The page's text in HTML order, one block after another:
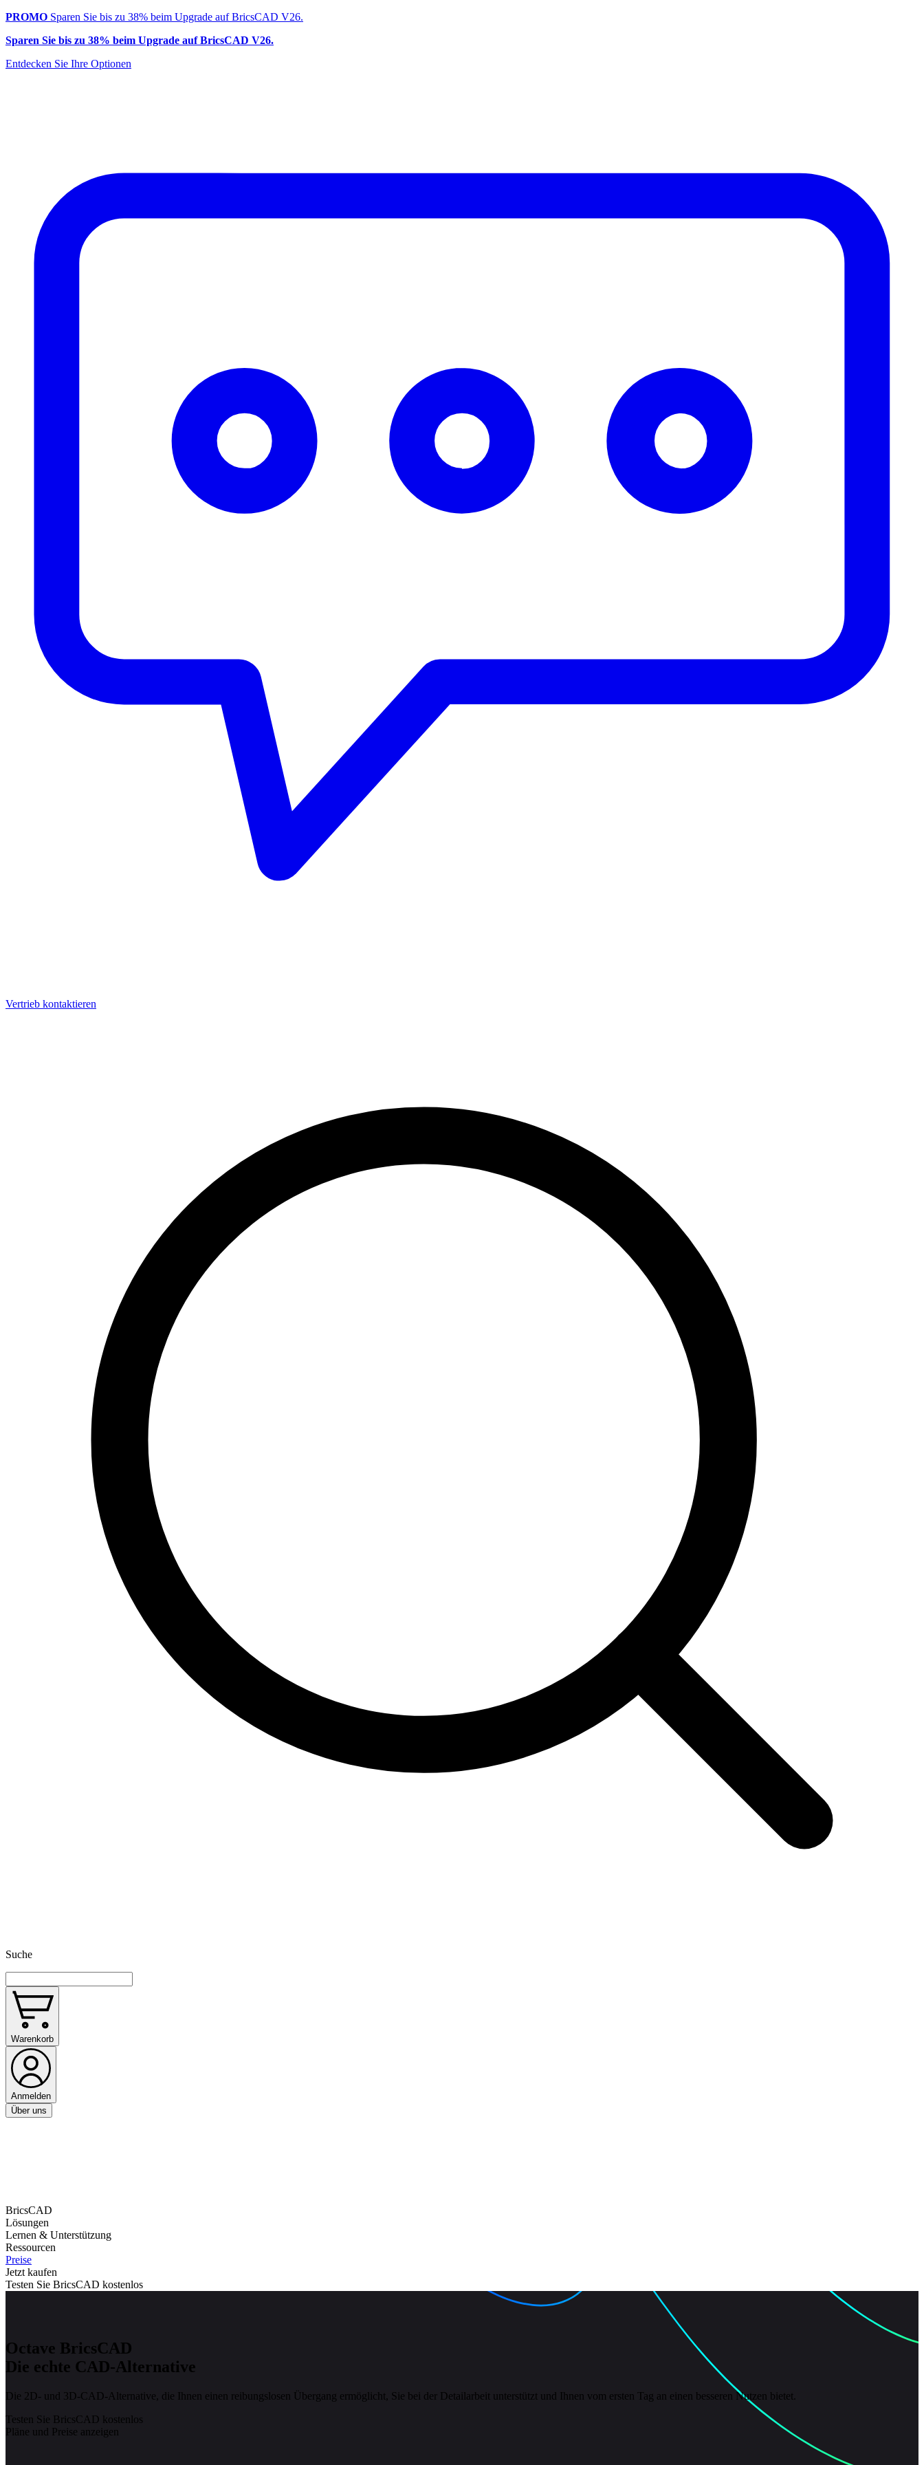
PROMO Sparen Sie bis zu 38% beim Upgrade auf BricsCAD V26.
Sparen Sie bis zu 38% beim Upgrade auf BricsCAD V26.
Entdecken Sie Ihre Optionen
Vertrieb kontaktieren
Suche
Warenkorb
Anmelden
Über uns
BricsCAD
Lösungen
Lernen & Unterstützung
Ressourcen
Preise
Jetzt kaufen
Testen Sie BricsCAD kostenlos
Octave BricsCAD
Die echte CAD-Alternative
Die 2D- und 3D-CAD-Alternative, die Ihnen einen reibungslosen Übergang ermöglicht, Sie bei der Detailarbeit unterstützt und Ihnen vom ersten Tag an einen besseren Nutzen bietet.
Testen Sie BricsCAD kostenlos
Pläne und Preise anzeigen